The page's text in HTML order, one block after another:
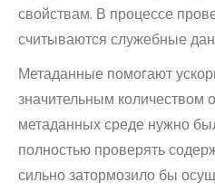
свойствам. В процессе
считываются служебные
Метаданные помогают
значительным количеством
метаданных среде нужно
полностью проверять
сильно затормозило бы